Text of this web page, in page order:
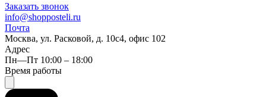
Заказать звонок
info@shopposteli.ru
Почта
Москва, ул. Расковой, д. 10с4, офис 102
Адрес
Пн—Пт 10:00 – 18:00
Время работы